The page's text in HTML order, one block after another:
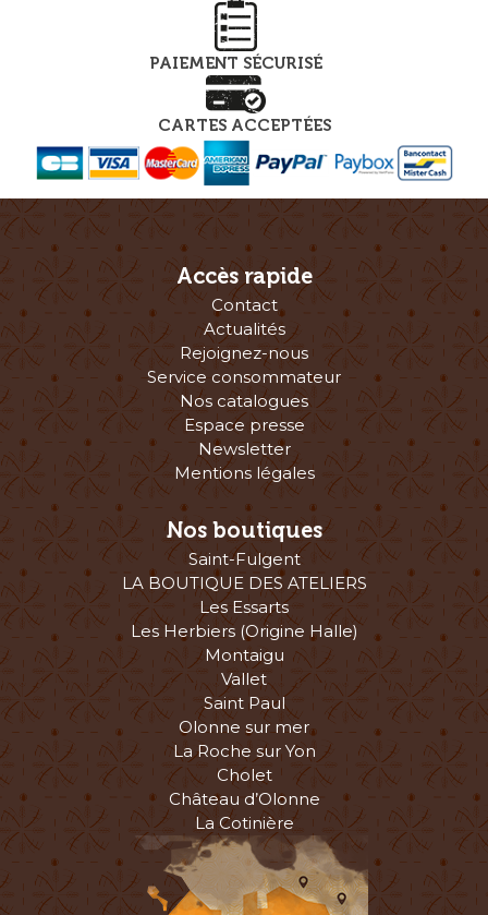
PAIEMENT SÉCURISÉ
CARTES ACCEPTÉES
Accès rapide
Contact
Actualités
Rejoignez-nous
Service consommateur
Nos catalogues
Espace presse
Newsletter
Mentions légales
Nos boutiques
Saint-Fulgent
LA BOUTIQUE DES ATELIERS
Les Essarts
Les Herbiers (Origine Halle)
Montaigu
Vallet
Saint Paul
Olonne sur mer
La Roche sur Yon
Cholet
Château d’Olonne
La Cotinière